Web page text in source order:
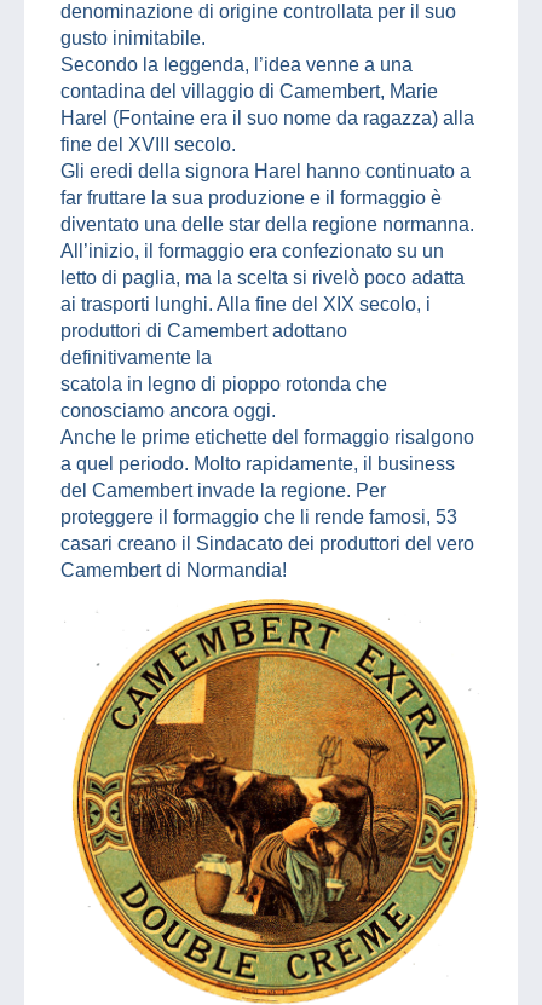
denominazione di origine controllata per il suo
gusto inimitabile.
Secondo la leggenda, l’idea venne a una
contadina del villaggio di Camembert, Marie
Harel (Fontaine era il suo nome da ragazza) alla
fine del XVIII secolo.
Gli eredi della signora Harel hanno continuato a
far fruttare la sua produzione e il formaggio è
diventato una delle star della regione normanna.
All’inizio, il formaggio era confezionato su un
letto di paglia, ma la scelta si rivelò poco adatta
ai trasporti lunghi. Alla fine del XIX secolo, i
produttori di Camembert adottano
definitivamente la
scatola in legno di pioppo rotonda che
conosciamo ancora oggi.
Anche le prime etichette del formaggio risalgono
a quel periodo. Molto rapidamente, il business
del Camembert invade la regione. Per
proteggere il formaggio che li rende famosi, 53
casari creano il Sindacato dei produttori del vero
Camembert di Normandia!